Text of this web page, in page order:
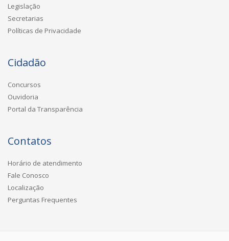
Legislação
Secretarias
Políticas de Privacidade
Cidadão
Concursos
Ouvidoria
Portal da Transparência
Contatos
Horário de atendimento
Fale Conosco
Localização
Perguntas Frequentes